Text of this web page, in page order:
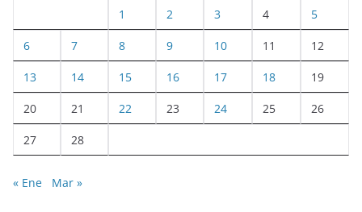
1 2 3 4 5
6 7 8 9 10 11 12
13 14 15 16 17 18 19
20 21 22 23 24 25 26
27 28
« Ene Mar »